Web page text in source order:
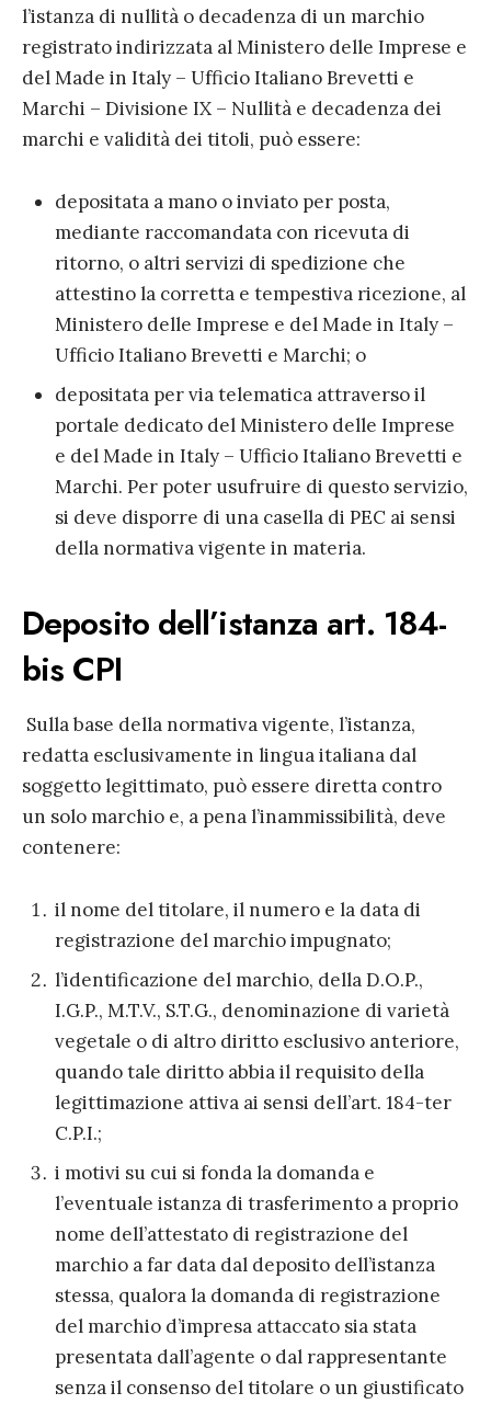
l’istanza di nullità o decadenza di un marchio
registrato indirizzata al Ministero delle Imprese e
del Made in Italy – Ufficio Italiano Brevetti e
Marchi – Divisione IX – Nullità e decadenza dei
marchi e validità dei titoli, può essere:
depositata a mano o inviato per posta,
mediante raccomandata con ricevuta di
ritorno, o altri servizi di spedizione che
attestino la corretta e tempestiva ricezione, al
Ministero delle Imprese e del Made in Italy –
Ufficio Italiano Brevetti e Marchi; o
depositata per via telematica attraverso il
portale dedicato del Ministero delle Imprese
e del Made in Italy – Ufficio Italiano Brevetti e
Marchi. Per poter usufruire di questo servizio,
si deve disporre di una casella di PEC ai sensi
della normativa vigente in materia.
Deposito dell’istanza art. 184-
bis CPI
Sulla base della normativa vigente, l’istanza,
redatta esclusivamente in lingua italiana dal
soggetto legittimato, può essere diretta contro
un solo marchio e, a pena l’inammissibilità, deve
contenere:
il nome del titolare, il numero e la data di
registrazione del marchio impugnato;
l’identificazione del marchio, della D.O.P.,
I.G.P., M.T.V., S.T.G., denominazione di varietà
vegetale o di altro diritto esclusivo anteriore,
quando tale diritto abbia il requisito della
legittimazione attiva ai sensi dell’art. 184-ter
C.P.I.;
i motivi su cui si fonda la domanda e
l’eventuale istanza di trasferimento a proprio
nome dell’attestato di registrazione del
marchio a far data dal deposito dell’istanza
stessa, qualora la domanda di registrazione
del marchio d’impresa attaccato sia stata
presentata dall’agente o dal rappresentante
senza il consenso del titolare o un giustificato